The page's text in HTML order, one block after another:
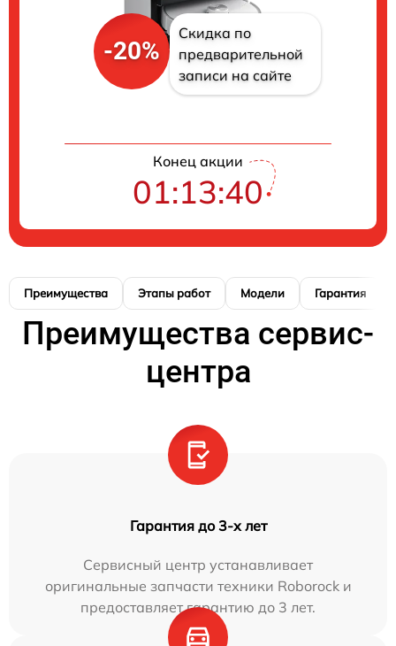
-20%
Скидка по
предварительной
записи на сайте
Конец акции
01:13:38
Преимущества Этапы работ Модели Гарантия
Преимущества сервис-
центра
Гарантия до 3-х лет
Сервисный центр устанавливает
оригинальные запчасти техники Roborock и
предоставляет гарантию до 3 лет.